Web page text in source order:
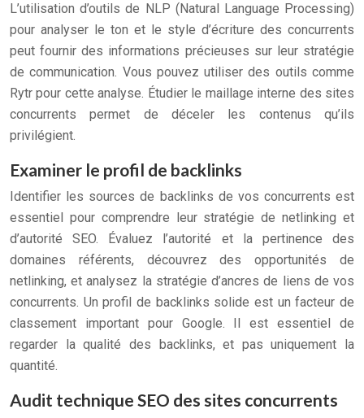
L’utilisation d’outils de NLP (Natural Language Processing)
pour analyser le ton et le style d’écriture des concurrents
peut fournir des informations précieuses sur leur stratégie
de communication. Vous pouvez utiliser des outils comme
Rytr pour cette analyse. Étudier le maillage interne des sites
concurrents permet de déceler les contenus qu’ils
privilégient.
Examiner le profil de backlinks
Identifier les sources de backlinks de vos concurrents est
essentiel pour comprendre leur stratégie de netlinking et
d’autorité SEO. Évaluez l’autorité et la pertinence des
domaines référents, découvrez des opportunités de
netlinking, et analysez la stratégie d’ancres de liens de vos
concurrents. Un profil de backlinks solide est un facteur de
classement important pour Google. Il est essentiel de
regarder la qualité des backlinks, et pas uniquement la
quantité.
Audit technique SEO des sites concurrents